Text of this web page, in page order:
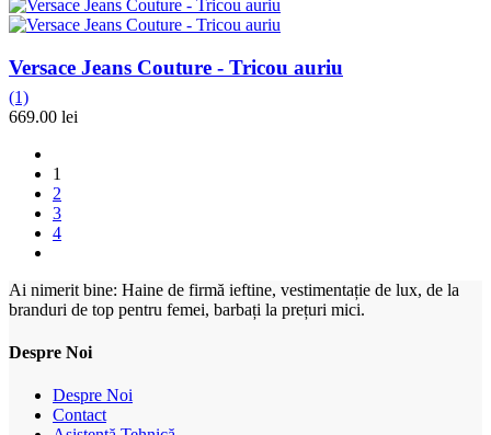
Versace Jeans Couture - Tricou auriu
(1)
669.00 lei
1
2
3
4
Ai nimerit bine: Haine de firmă ieftine, vestimentație de lux, de la
branduri de top pentru femei, barbați la prețuri mici.
Despre Noi
Despre Noi
Contact